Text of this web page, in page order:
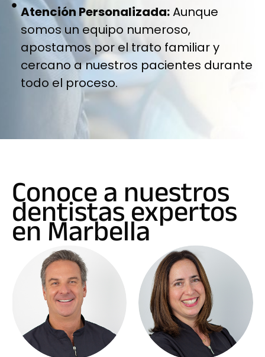
Atención Personalizada:Aunque
somos un equipo numeroso,
apostamos por el trato familiar y
cercano a nuestros pacientes durante
todo el proceso.
Conoce a nuestros
dentistas expertos
en Marbella